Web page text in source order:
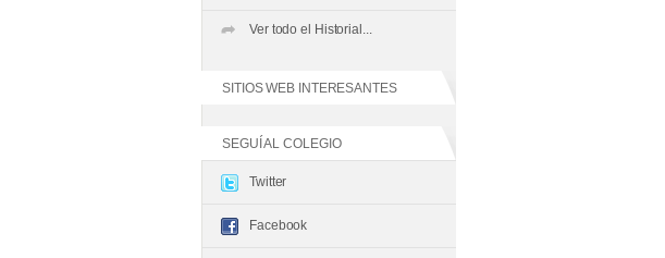
Ver todo el Historial...
SITIOS WEB INTERESANTES
SEGUÍ AL COLEGIO
Twitter
Facebook